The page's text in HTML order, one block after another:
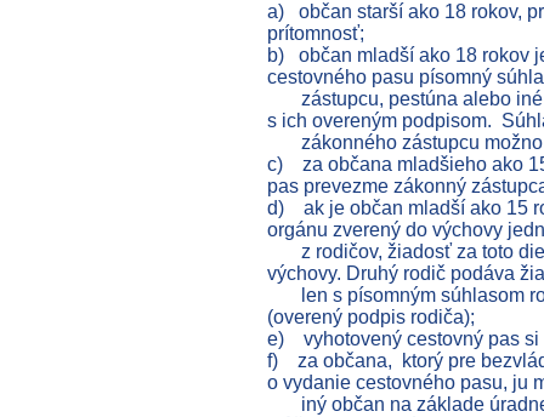
a) občan starší ako 18 rokov,
prítomnosť;
b) občan mladší ako 18 rokov
cestovného pasu písomný
zástupcu, pestúna alebo
s ich overeným podpisom.
zákonného zástupcu možno
c) za občana mladšieho ako
pas prevezme zákonný
d) ak je občan mladší ako 15
orgánu zverený do výchovy
z rodičov, žiadosť za toto
výchovy. Druhý rodič podáva
len s písomným súhlasom
(overený podpis rodiča);
e) vyhotovený cestovný pas si
f) za občana, ktorý pre
o vydanie cestovného pasu, ju
iný občan na základe